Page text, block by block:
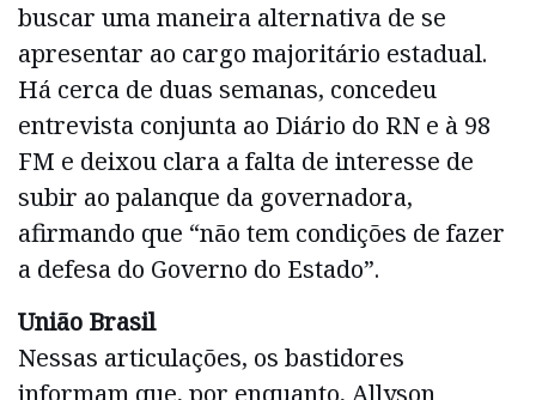
buscar uma maneira alternativa de se
apresentar ao cargo majoritário estadual.
Há cerca de duas semanas, concedeu
entrevista conjunta ao Diário do RN e à 98
FM e deixou clara a falta de interesse de
subir ao palanque da governadora,
afirmando que “não tem condições de fazer
a defesa do Governo do Estado”.
União Brasil
Nessas articulações, os bastidores